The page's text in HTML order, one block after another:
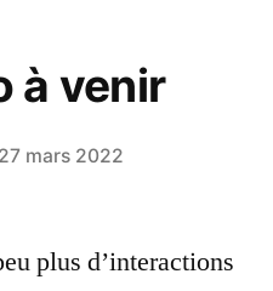
à venir
27 mars 2022
plus d’interactions